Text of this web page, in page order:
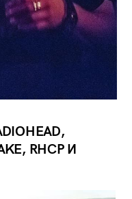
RHCP И